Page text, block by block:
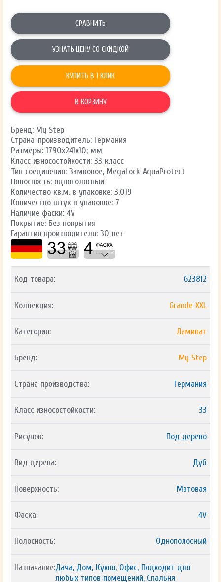
СРАВНИТЬ
УЗНАТЬ ЦЕНУ СО СКИДКОЙ
КУПИТЬ В 1 КЛИК
В КОРЗИНУ
Бренд: My Step
Страна-производитель: Германия
Размеры: 1790x241x10; мм
Класс износостойкости: 33 класс
Тип соединения: Замковое, MegaLock AquaProtect
Полосность: однополосный
Количество кв.м. в упаковке: 3.019
Количество штук в упаковке: 7
Наличие фаски: 4V
Покрытие: Без покрытия
Гарантия производителя: 30 лет
Код товара: 623812
Коллекция: Grande XXL
Категория: Ламинат
Бренд: My Step
Страна производства: Германия
Класс износостойкости: 33
Рисунок: Под дерево
Вид дерева: Дуб
Поверхность: Матовая
Фаска: 4V
Полосность: Однополосный
Назначание:Дача, Дом, Кухня, Офис, Подходит для
любых типов помещений, Спальня